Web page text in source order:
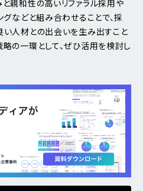
親和性の高いリファラル採用や
グなどと組み合わせることで、採
い人材との出会いを生み出すこと
の一環として、ぜひ活用を検討し